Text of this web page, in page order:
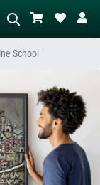
てください – 例：
の多い抽象画、暗い
ばの立ち姿のヌー
ド。
School